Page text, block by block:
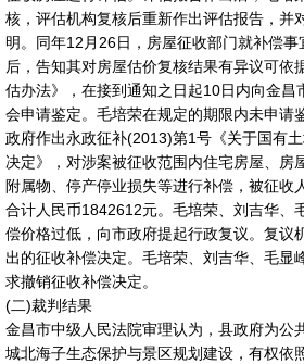
核，评估机构复核后重新作出评估报告，并
明。同年12月26日，房屋征收部门就补偿
后，告知其对房屋估价复核结果有异议可依
估办法》，在接到通知之日起10日内向金昌
会申请鉴定。毛培荣在规定的期限内未申请
政府作出永政征补(2013)第1号《关于国有
决定》，对涉案被征收范围内住宅房屋、房
附属物、停产停业损失等进行补偿，被征收
合计人民币1842612元。毛培荣、刘吉华、
偿价格过低，向市政府提起行政复议。复议
出的征收补偿决定。毛培荣、刘吉华、毛显
求撤销征收补偿决定。
(二)裁判结果
金昌市中级人民法院审理认为，县政府为公
城北海子生态保护与景区规划建设，有权依